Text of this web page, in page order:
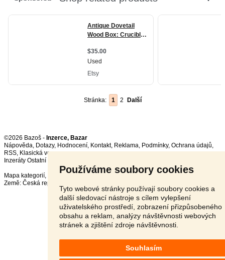
Používáme soubory cookies
Tyto webové stránky používají soubory cookies a
další sledovací nástroje s cílem vylepšení
uživatelského prostředí, zobrazení přizpůsobeného
obsahu a reklam, analýzy návštěvnosti webových
stránek a zjištění zdroje návštěvnosti.
Souhlasím
Stránka: 1 2 Další
©2026 Bazoš - Inzerce, Bazar
Nápověda, Dotazy, Hodnocení, Kontakt, Reklama, Podmínky, Ochrana údajů,
RSS,
Inzeráty Ostatní celkem:
Mapa kategorií,
Země: Česká republika